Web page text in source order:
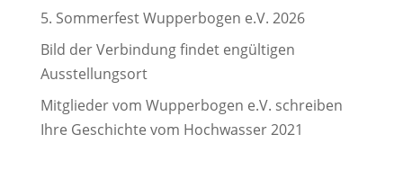
5. Sommerfest Wupperbogen e.V. 2026
Bild der Verbindung findet engültigen
Ausstellungsort
Mitglieder vom Wupperbogen e.V. schreiben
Ihre Geschichte vom Hochwasser 2021